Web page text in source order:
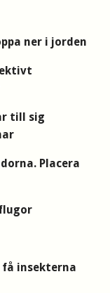
ner i jorden
till sig
Placera
insekterna